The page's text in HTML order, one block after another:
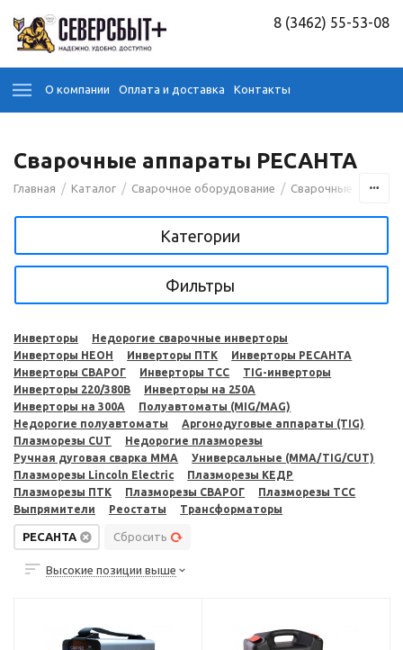
8 (3462) 55-53-08
О компании Оплата и доставка Контакты
Сварочные аппараты РЕСАНТА
Главная / Каталог / Сварочное оборудование / Сварочные
Категории
Фильтры
Инверторы
Недорогие сварочные инверторы
Инверторы НЕОН
Инверторы ПТК
Инверторы РЕСАНТА
Инверторы СВАРОГ
Инверторы ТСС
TIG-инверторы
Инверторы 220/380В
Инверторы на 250A
Инверторы на 300A
Полуавтоматы (MIG/MAG)
Недорогие полуавтоматы
Аргонодуговые аппараты (TIG)
Плазморезы CUT
Недорогие плазморезы
Ручная дуговая сварка MMA
Универсальные (MMA/TIG/CUT)
Плазморезы Lincoln Electric
Плазморезы КЕДР
Плазморезы ПТК
Плазморезы СВАРОГ
Плазморезы ТСС
Выпрямители
Реостаты Трансформаторы
РЕСАНТА Сбросить
Высокие позиции выше